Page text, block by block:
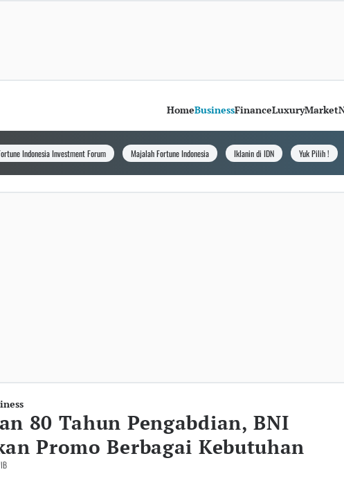
HomeBusinessFinanceLuxuryMarket
Indonesia Investment Forum Majalah Fortune Indonesia Iklanin di IDN Yuk Pilih !
80 Tahun Pengabdian, BNI
Promo Berbagai Kebutuhan